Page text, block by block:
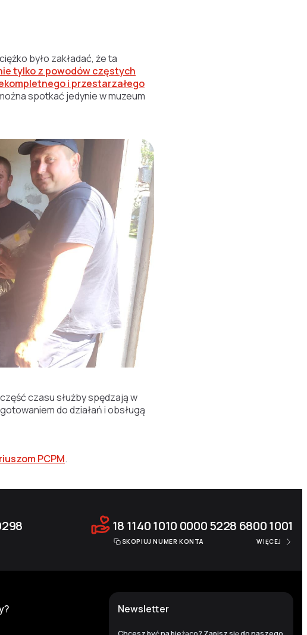
było zakładać, że ta
tylko z powodów częstych
i przestarzałego
spotkać jedynie w muzeum
czasu służby spędzają w
do działań i obsługą
PCPM.
18 1140 1010 0000 5228 6800 1001
SKOPIUJ NUMER KONTA WIĘCEJ
Newsletter